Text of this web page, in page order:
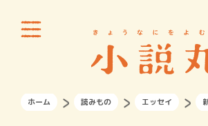
ホーム 読みもの エッセイ